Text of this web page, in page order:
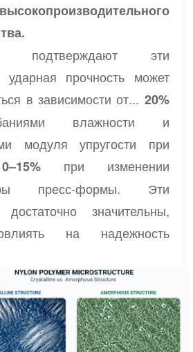
подтверждают эти
ударная прочность может
в зависимости от... 20%
влажности и
модуля упругости при
при изменении
пресс-формы. Эти
достаточно значительны,
на надежность